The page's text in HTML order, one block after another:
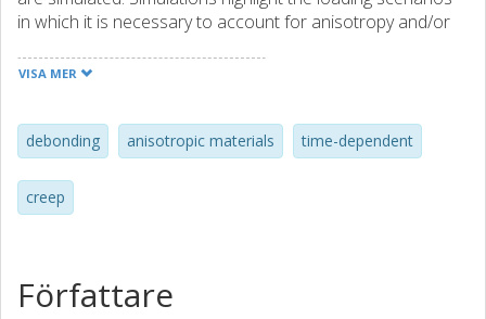
in which it is necessary to account for anisotropy and/or
Comparisons between the predicted and measured
natural soft clays under different loading conditions.
VISA MER
debonding anisotropic materials time-dependent
creep
Författare